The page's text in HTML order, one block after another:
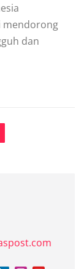
mendorong
dan